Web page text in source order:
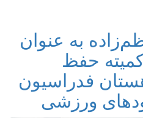
به عنوان
حفظ
فدراسیون
ورزشی